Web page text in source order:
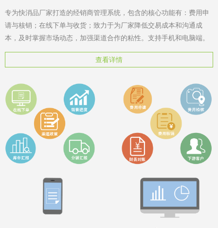
专为快消品厂家打造的经销商管理系统，包含的核心功能有：费用申
请与核销；在线下单与收货；致力于为厂家降低交易成本和沟通成
本，及时掌握市场动态，加强渠道合作的粘性。支持手机和电脑端。
查看详情